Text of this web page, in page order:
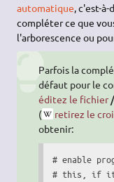
automatique, c'est-à-
compléter ce que
l'arborescence ou
Parfois la
défaut pour le
éditez le fichier
(
retirez le
obtenir:
# enable
# this, if